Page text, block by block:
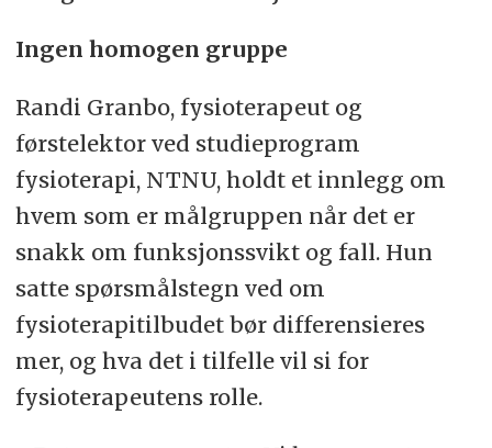
Ingen homogen gruppe
Randi Granbo, fysioterapeut og
førstelektor ved studieprogram
fysioterapi, NTNU, holdt et innlegg om
hvem som er målgruppen når det er
snakk om funksjonssvikt og fall. Hun
satte spørsmålstegn ved om
fysioterapitilbudet bør differensieres
mer, og hva det i tilfelle vil si for
fysioterapeutens rolle.